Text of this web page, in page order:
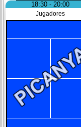
18:30 - 20:00
Jugadores